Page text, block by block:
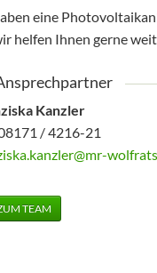
eine
helfen Ihnen gerne
Kanzler
/ 4216-21
TEAM